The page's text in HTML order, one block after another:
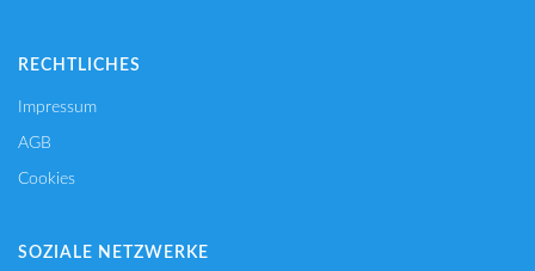
RECHTLICHES
Impressum
AGB
Cookies
SOZIALE NETZWERKE